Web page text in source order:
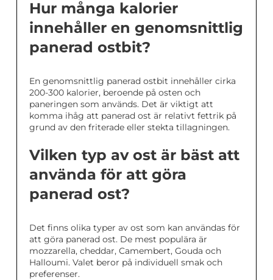
Hur många kalorier
innehåller en genomsnittlig
panerad ostbit?
En genomsnittlig panerad ostbit innehåller cirka
200-300 kalorier, beroende på osten och
paneringen som används. Det är viktigt att
komma ihåg att panerad ost är relativt fettrik på
grund av den friterade eller stekta tillagningen.
Vilken typ av ost är bäst att
använda för att göra
panerad ost?
Det finns olika typer av ost som kan användas för
att göra panerad ost. De mest populära är
mozzarella, cheddar, Camembert, Gouda och
Halloumi. Valet beror på individuell smak och
preferenser.